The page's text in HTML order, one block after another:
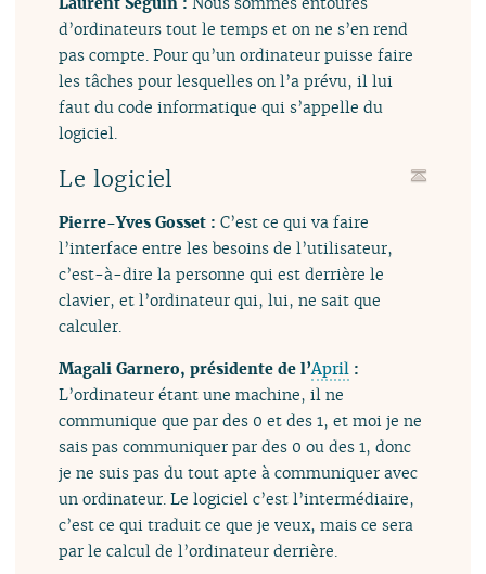
d’ordinateurs tout le temps et on ne s’en rend
pas compte. Pour qu’un ordinateur puisse faire
les tâches pour lesquelles on l’a prévu, il lui
faut du code informatique qui s’appelle du
logiciel.
Le logiciel
Pierre-Yves Gosset :C’est ce qui va faire
l’interface entre les besoins de l’utilisateur,
c’est-à-dire la personne qui est derrière le
clavier, et l’ordinateur qui, lui, ne sait que
calculer.
Magali Garnero, présidente de l’April :
L’ordinateur étant une machine, il ne
communique que par des 0 et des 1, et moi je ne
sais pas communiquer par des 0 ou des 1, donc
je ne suis pas du tout apte à communiquer avec
un ordinateur. Le logiciel c’est l’intermédiaire,
c’est ce qui traduit ce que je veux, mais ce sera
par le calcul de l’ordinateur derrière.